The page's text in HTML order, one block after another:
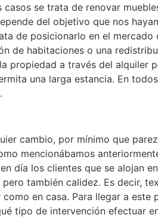
se trata de renovar
del objetivo que nos
de posicionarlo en el mercado
de habitaciones o una
propiedad a través del alquiler
una larga estancia. En
cambio, por mínimo que
mencionábamos
día los clientes que se alojan en
también calidez. Es decir,
en casa. Para llegar a este
tipo de intervención efectuar